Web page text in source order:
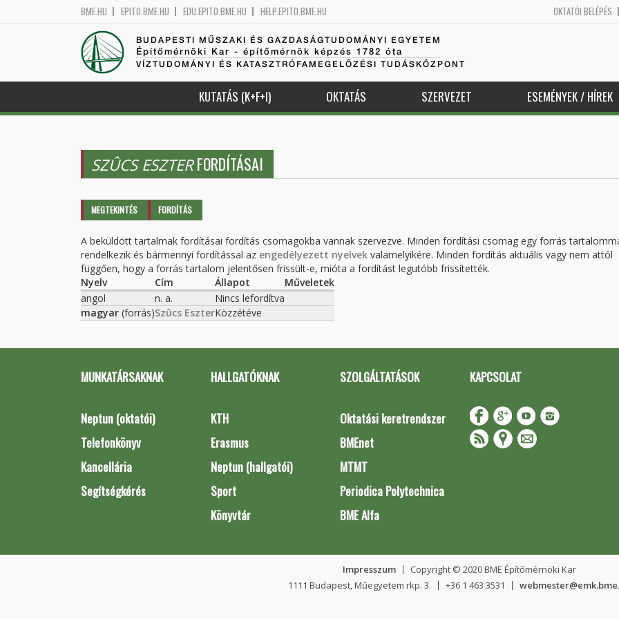
BME.HU EPITO.BME.HU EDU.EPITO.BME.HU HELP.EPITO.BME.HU OKTATÓI BELÉPÉS
BUDAPESTI MŰSZAKI ÉS GAZDASÁGTUDOMÁNYI EGYETEM
Építőmérnöki Kar - építőmérnök képzés 1782 óta
VÍZTUDOMÁNYI ÉS KATASZTRÓFAMEGELŐZÉSI TUDÁSKÖZPONT
KUTATÁS (K+F+I) OKTATÁS SZERVEZET ESEMÉNYEK / HÍREK
SZÛCS ESZTERFORDÍTÁSAI
Elsődleges fülek
MEGTEKINTÉS FORDÍTÁS
A beküldött tartalmak fordításai fordítás csomagokba vannak szervezve. Minden fordítási csomag egy forrás
rendelkezik és bármennyi fordítással az engedélyezett nyelvek valamelyikére. Minden fordítás aktuális vagy nem attól
függően, hogy a forrás tartalom jelentősen frissült-e, mióta a fordítást legutóbb frissítették.
Nyelv
Cím Állapot
Műveletek
angol
n. a.
Nincs lefordítva
magyar (forrás)Szûcs EszterKözzétéve
MUNKATÁRSAKNAK
Neptun (oktatói)
Telefonkönyv
Kancellária
Segítségkérés
HALLGATÓKNAK
KTH
Erasmus
Neptun (hallgatói)
Sport
Könyvtár
SZOLGÁLTATÁSOK
Oktatási keretrendszer
BMEnet
MTMT
Periodica Polytechnica
BME Alfa
KAPCSOLAT
Impresszum
Copyright © 2020 BME Építőmérnöki Kar
1111 Budapest, Műegyetem rkp. 3.
+36 1 463 3531